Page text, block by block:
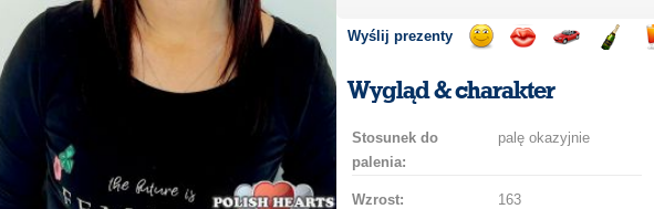
Wyślij prezenty
uśmiechbuziaka
Wygląd & charakter
Stosunek do
palenia:
palę okazyjnie
Wzrost:
163